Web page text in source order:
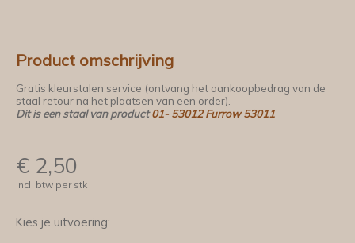
Product omschrijving
Gratis kleurstalen service (ontvang het aankoopbedrag van de
staal retour na het plaatsen van een order).
Dit is een staal van product01- 53012 Furrow 53011
€ 2,50
incl. btw per stk
Kies je uitvoering: